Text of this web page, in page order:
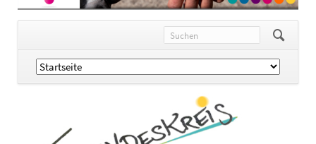
Navigation
überspringen